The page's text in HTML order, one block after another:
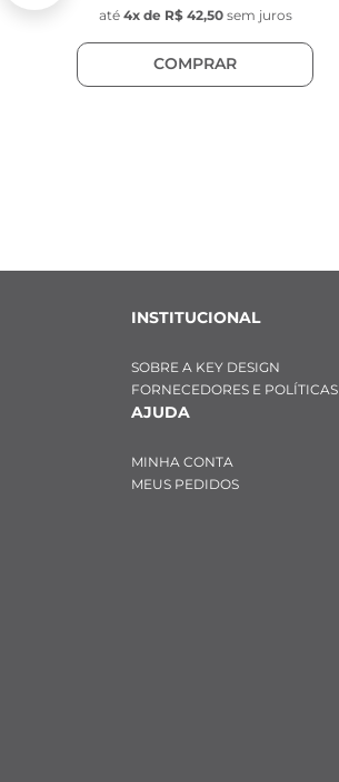
até 4x de R$ 42,50 sem juros
COMPRAR
INSTITUCIONAL
SOBRE A KEY DESIGN
FORNECEDORES E POLÍTICAS
AJUDA
MINHA CONTA
MEUS PEDIDOS